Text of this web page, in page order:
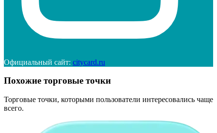
Официальный сайт: citycard.ru
Похожие торговые точки
Торговые точки, которыми пользователи интересовались чаще
всего.